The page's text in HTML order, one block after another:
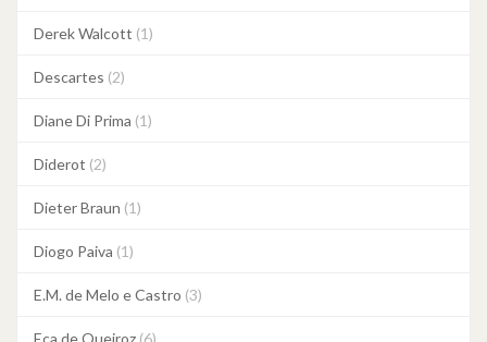
Derek Walcott (1)
Descartes (2)
Diane Di Prima (1)
Diderot (2)
Dieter Braun (1)
Diogo Paiva (1)
E.M. de Melo e Castro (3)
Eça de Queiroz (6)